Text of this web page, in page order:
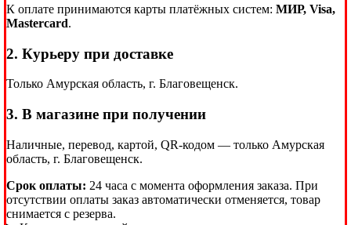
К оплате принимаются карты платёжных систем: МИР, Visa,
Mastercard.
2. Курьеру при доставке
Только Амурская область, г. Благовещенск.
3. В магазине при получении
Наличные, перевод, картой, QR-кодом — только Амурская
область, г. Благовещенск.
Срок оплаты: 24 часа с момента оформления заказа. При
отсутствии оплаты заказ автоматически отменяется, товар
снимается с резерва.